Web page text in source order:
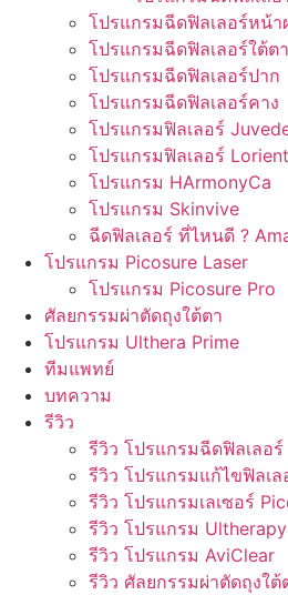
โปรแกรมฉีดฟิลเลอร์หน้า
โปรแกรมฉีดฟิลเลอร์ใต้ตา
โปรแกรมฉีดฟิลเลอร์ปาก
โปรแกรมฉีดฟิลเลอร์คาง
โปรแกรมฟิลเลอร์
โปรแกรมฟิลเลอร์ Lorient
โปรแกรม HArmonyCa
โปรแกรม Skinvive
ฉีดฟิลเลอร์ ที่ไหนดี ?
โปรแกรม Picosure Laser
โปรแกรม Picosure Pro
ศัลยกรรมผ่าตัดถุงใต้ตา
โปรแกรม Ulthera Prime
ทีมแพทย์
บทความ
รีวิว
รีวิว โปรแกรมฉีดฟิลเลอร์
รีวิว โปรแกรมแก้ไขฟิลเล
รีวิว โปรแกรมเลเซอร์
รีวิว โปรแกรม Ultherapy
รีวิว โปรแกรม AviClear
รีวิว ศัลยกรรมผ่าตัดถุงใต้